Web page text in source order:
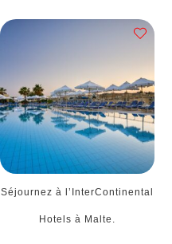
Séjournez à l’InterContinental
Hotels à Malte.